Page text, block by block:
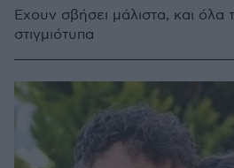
Έχουν σβήσει μάλιστα, και όλα
στιγμιότυπα